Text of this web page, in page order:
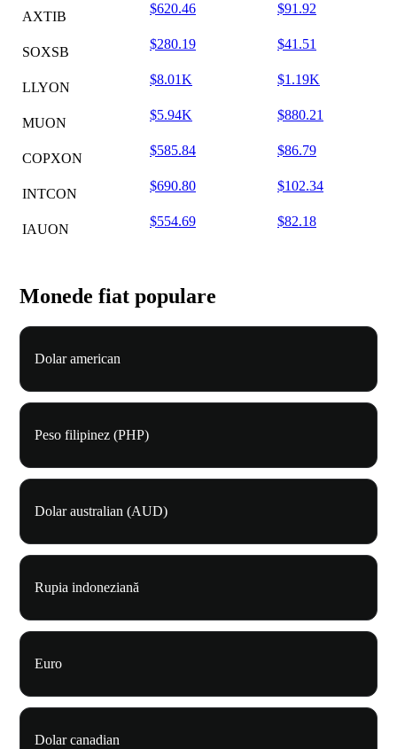
AXTIB
$620.46 $91.92
SOXSB
$280.19 $41.51
LLYON
$8.01K $1.19K
MUON
$5.94K $880.21
COPXON
$585.84 $86.79
INTCON
$690.80 $102.34
IAUON
$554.69 $82.18
Monede fiat populare
Dolar american
Peso filipinez (PHP)
Dolar australian (AUD)
Rupia indoneziană
Euro
Dolar canadian